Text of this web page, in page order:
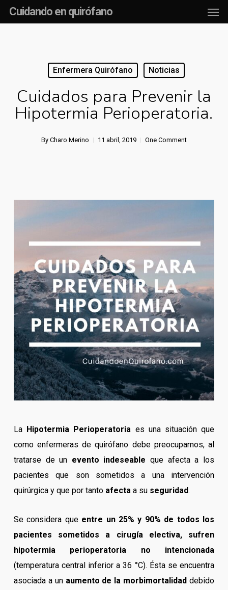
Skip
to
Cuidando en quirófano
Enfermera Quirófano Noticias
Cuidados para Prevenir la
Hipotermia Perioperatoria.
By Charo Merino 11 abril, 2019 One Comment
La Hipotermia Perioperatoria es una situación que
como enfermeras de quirófano debe preocuparnos, al
tratarse de un evento indeseable que afecta a los
pacientes que son sometidos a una intervención
quirúrgica y que por tanto afecta a su seguridad.
Se considera que entre un 25% y 90% de todos los
pacientes sometidos a cirugía electiva, sufren
hipotermia perioperatoria no intencionada
(temperatura central inferior a 36 °C). Ésta se encuentra
asociada a un aumento de la morbimortalidad debido